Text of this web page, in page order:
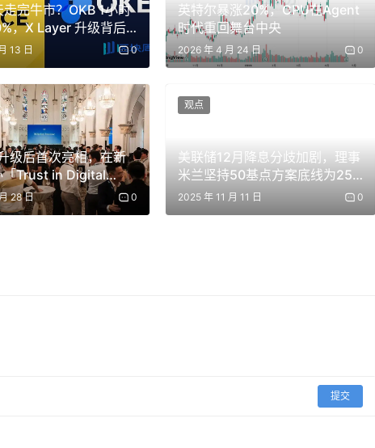
模型安全延伸到行为安全。企业不只关心模型回答得对不对，
哪些文件、把数据传给了谁，以及是否符合内部权限和合规要
以把能力迁移到 Agent 行为审计、权限异常识别、数据调用监
提供审计报告，帮助企业满足合规要求。
性。
险叙事。它不需要直接碰代币，不需要管理用户资金，也不需要
走完牛市？OKB 1小时
，X Layer 升级背后
辑13 日 0
英特尔暴涨20%，CPU在Agent
时代重回舞台中央
2026 年 4 月 24 日 0
级后首次亮相，在新
「Trust in Digital
行业活动
28 日 0
美联储12月降息分歧加剧，理事
米兰坚持50基点方案底线为25
基点
2025 年 11 月 11 日 0
观点
提交